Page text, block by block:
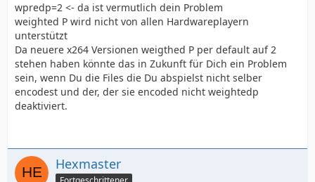
Kodierungseinstellungen          : cabac=1 /
wpredp=2 <- da ist vermutlich dein Problem
weighted P wird nicht von allen Hardwareplayern
unterstützt
Da neuere x264 Versionen weigthed P per default auf 2
stehen haben könnte das in Zukunft für Dich ein Problem
sein, wenn Du die Files die Du abspielst nicht selber
encodest und der, der sie encoded nicht weightedp
deaktiviert.
Hexmaster